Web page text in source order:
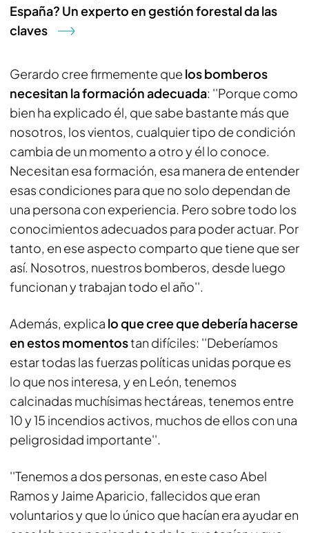
España? Un experto en gestión forestal da las
claves
Gerardo cree firmemente que los bomberos
necesitan la formación adecuada: ''Porque como
bien ha explicado él, que sabe bastante más que
nosotros, los vientos, cualquier tipo de condición
cambia de un momento a otro y él lo conoce.
Necesitan esa formación, esa manera de entender
esas condiciones para que no solo dependan de
una persona con experiencia. Pero sobre todo los
conocimientos adecuados para poder actuar. Por
tanto, en ese aspecto comparto que tiene que ser
así. Nosotros, nuestros bomberos, desde luego
funcionan y trabajan todo el año''.
Además, explica lo que cree que debería hacerse
en estos momentostan difíciles: ''Deberíamos
estar todas las fuerzas políticas unidas porque es
lo que nos interesa, y en León, tenemos
calcinadas muchísimas hectáreas, tenemos entre
10 y 15 incendios activos, muchos de ellos con una
peligrosidad importante''.
''Tenemos a dos personas, en este caso Abel
Ramos y Jaime Aparicio, fallecidos que eran
voluntarios y que lo único que hacían era ayudar en